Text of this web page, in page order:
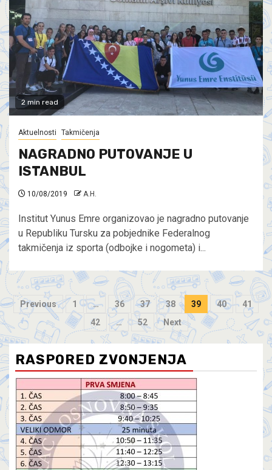
2 min read
Aktuelnosti Takmičenja
NAGRADNO PUTOVANJE U
ISTANBUL
10/08/2019 A.H.
Institut Yunus Emre organizovao je nagradno putovanje
u Republiku Tursku za pobjednike Federalnog
takmičenja iz sporta (odbojke i nogometa) i...
Previous 1 … 36 37 38 39 40
41
42
… 52 Next
RASPORED ZVONJENJA